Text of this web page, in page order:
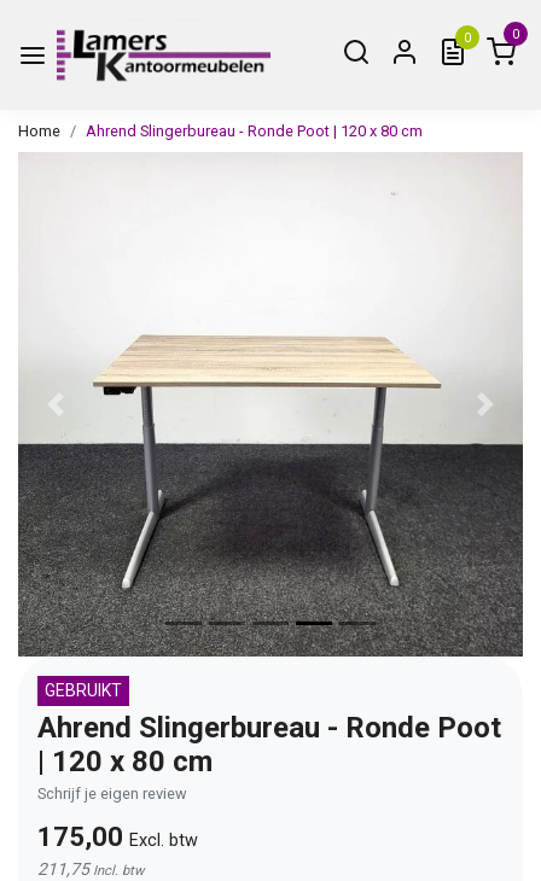
0 0
Home Ahrend Slingerbureau - Ronde Poot | 120 x 80 cm
Vorige
GEBRUIKT
Ahrend Slingerbureau - Ronde Poot
| 120 x 80 cm
Schrijf je eigen review
175,00 Excl. btw
211,75Incl. btw